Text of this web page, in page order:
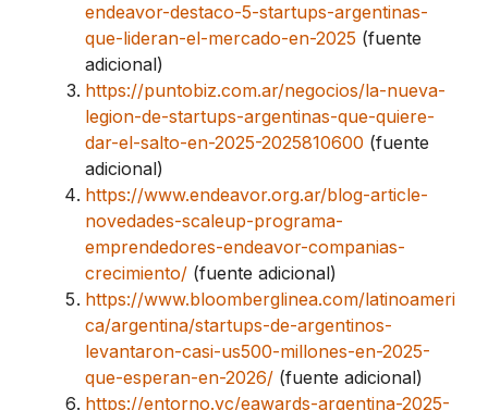
endeavor-destaco-5-startups-argentinas-
que-lideran-el-mercado-en-2025 (fuente
adicional)
https://puntobiz.com.ar/negocios/la-nueva-
legion-de-startups-argentinas-que-quiere-
dar-el-salto-en-2025-2025810600 (fuente
adicional)
https://www.endeavor.org.ar/blog-article-
novedades-scaleup-programa-
emprendedores-endeavor-companias-
crecimiento/ (fuente adicional)
https://www.bloomberglinea.com/latinoameri
ca/argentina/startups-de-argentinos-
levantaron-casi-us500-millones-en-2025-
que-esperan-en-2026/ (fuente adicional)
https://entorno.vc/eawards-argentina-2025-